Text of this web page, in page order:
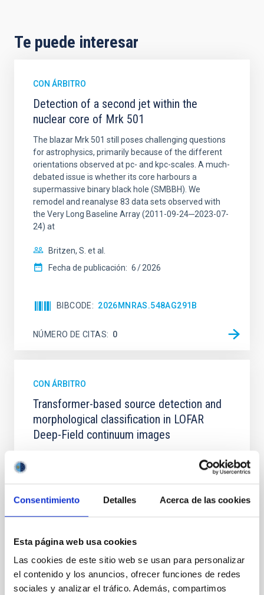
Consentimiento Detalles Acerca de las cookies
Esta página web usa cookies
Las cookies de este sitio web se usan para personalizar
el contenido y los anuncios, ofrecer funciones de redes
sociales y analizar el tráfico. Además, compartimos
Te puede interesar
CON ÁRBITRO
Detection of a second jet within the
nuclear core of Mrk 501
The blazar Mrk 501 still poses challenging questions
for astrophysics, primarily because of the different
orientations observed at pc- and kpc-scales. A much-
debated issue is whether its core harbours a
supermassive binary black hole (SMBBH). We
remodel and reanalyse 83 data sets observed with
the Very Long Baseline Array (2011-09-24─2023-07-
24) at
Britzen, S. et al.
Fecha de publicación: 6 2026
BIBCODE 2026MNRAS.548AG291B
NÚMERO DE CITAS 0
CON ÁRBITRO
Transformer-based source detection and
morphological classification in LOFAR
Deep-Field continuum images
classification are fundamental for exploiting the
volumes and the wide diversity of radio morphologies
make traditional visual inspection infeasible and pose
We
Chen, Guangwen et al.
Fecha de publicación:
7 2026